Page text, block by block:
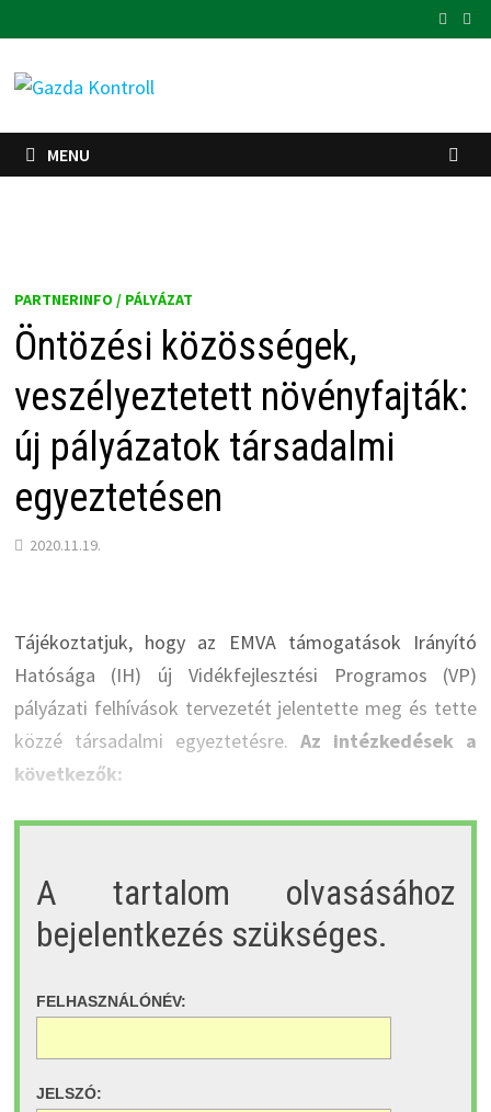
to
content
MENU
PARTNERINFO / PÁLYÁZAT
Öntözési közösségek,
veszélyeztetett növényfajták:
új pályázatok társadalmi
egyeztetésen
2020.11.19.
Tájékoztatjuk, hogy az EMVA támogatások Irányító
Hatósága (IH) új Vidékfejlesztési Programos (VP)
pályázati felhívások tervezetét jelentette meg és tette
közzé társadalmi egyeztetésre.Az intézkedések a
következők:
A tartalom olvasásához
bejelentkezés szükséges.
FELHASZNÁLÓNÉV:
JELSZÓ: